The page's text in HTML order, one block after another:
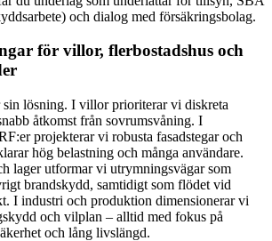
och dialog med försäkringsbolag.
för villor, flerbostadshus och
sin lösning. I villor prioriterar vi diskreta
åtkomst från sovrumsvåning. I
projekterar vi robusta fasadstegar och
hög belastning och många användare.
lager utformar vi utrymningsvägar som
brandskydd, samtidigt som flödet vid
I industri och produktion dimensionerar vi
och vilplan – alltid med fokus på
och lång livslängd.